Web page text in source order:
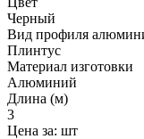
Черный
Вид профиля
Плинтус
Материал изготовки
Алюминий
Длина (м)
3
Цена за: шт